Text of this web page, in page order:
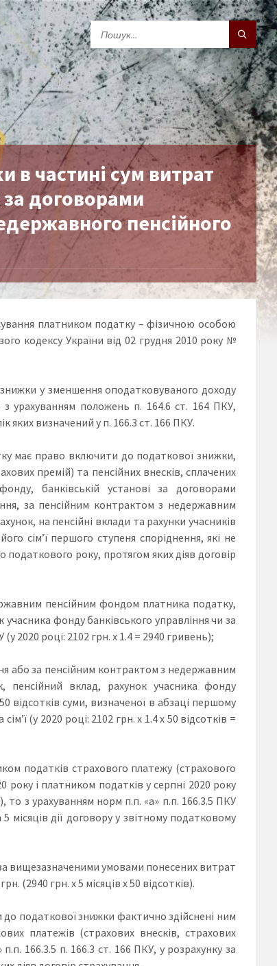
в частині сум витрат
за договорами
пенсійного
платником податку – фізичною особою
кодексу України від 02 грудня 2010 року №
у зменшення оподатковуваного доходу
з урахуванням положень п. 164.6 ст. 164 ПКУ,
яких визначений у п. 166.3 ст. 166 ПКУ.
має право включити до податкової знижки,
премій) та пенсійних внесків, сплачених
банківській установі за договорами
за пенсійним контрактом з недержавним
на пенсійні вклади та рахунки учасників
сім’ї першого ступеня споріднення, які не
року, протягом яких діяв договір
пенсійним фондом платника податку,
фонду банківського управління чи за
2020 році: 2102 грн. х 1.4 = 2940 гривень);
або за пенсійним контрактом з недержавним
пенсійний вклад, рахунок учасника фонду
відсотків суми, визначеної в абзаці першому
(у 2020 році: 2102 грн. х 1.4 х 50 відсотків =
податків страхового платежу (страхового
року і платником податків у серпні 2020 року
то з урахуванням норм п.п. «а» п.п. 166.3.5 ПКУ
дії договору у звітному податковому
вищезазначеними умовами понесених витрат
(2940 грн. х 5 місяців х 50 відсотків).
податкової знижки фактично здійснені ним
платежів (страхових внесків, страхових
166.3.5 п. 166.3 ст. 166 ПКУ, у розрахунку за